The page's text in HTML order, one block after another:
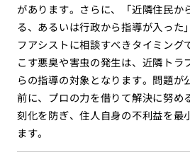
があります。さらに、「近隣住民か
る、あるいは行政から指導が入った
フアシストに相談すべきタイミング
こす悪臭や害虫の発生は、近隣トラ
らの指導の対象となります。問題が
前に、プロの力を借りて解決に努め
刻化を防ぎ、住人自身の不利益を最
ます。